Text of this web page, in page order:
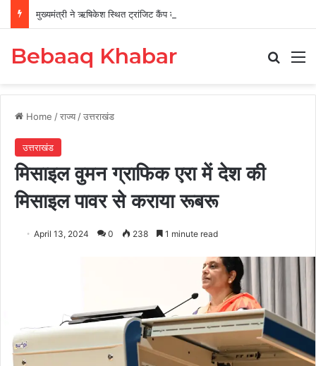
मुख्यमंत्री ने ऋषिकेश स्थित ट्रांजिट कैंप का किया औचक निरीक्षण
Bebaaq Khabar
Home /राज्य /उत्तराखंड
उत्तराखंड
मिसाइल वुमन ग्राफिक एरा में देश की
मिसाइल पावर से कराया रूबरू
April 13, 2024 0 238 1 minute read